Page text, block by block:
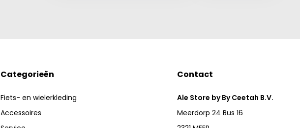
Categorieën
Fiets- en wielerkleding
Accessoires
Contact
Ale Store by By Ceetah B.V.
Meerdorp 24 Bus 16